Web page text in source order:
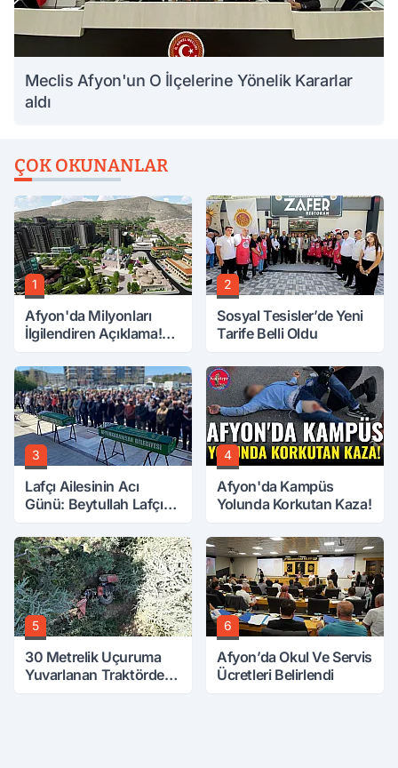
Meclis Afyon'un O İlçelerine Yönelik Kararlar
aldı
ÇOK OKUNANLAR
1
Afyon'da Milyonları
İlgilendiren Açıklama!
2
Sosyal Tesisler’de Yeni
Tarife Belli Oldu
3
Lafçı Ailesinin Acı
Günü: Beytullah Lafçı
4
Afyon'da Kampüs
Yolunda Korkutan Kaza!
5
30 Metrelik Uçuruma
Yuvarlanan Traktörden
6
Afyon’da Okul Ve Servis
Ücretleri Belirlendi